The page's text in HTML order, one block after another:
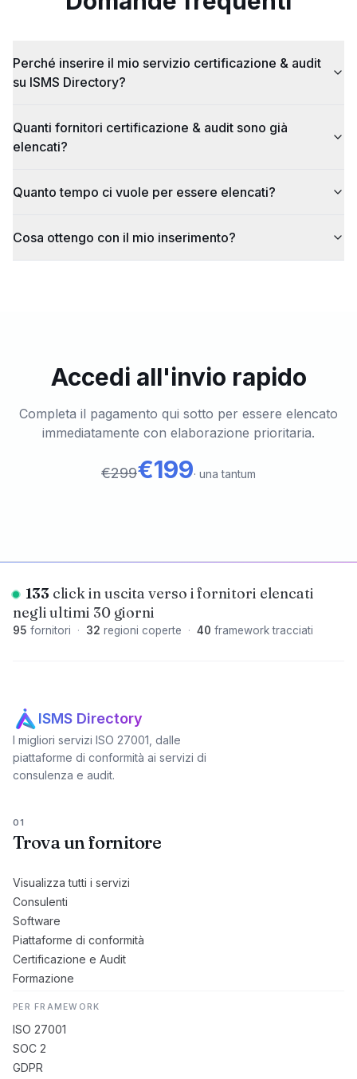
Perché inserire il mio servizio certificazione & audit
su ISMS Directory?
Quanti fornitori certificazione & audit sono già
elencati?
Quanto tempo ci vuole per essere elencati?
Cosa ottengo con il mio inserimento?
Accedi all'invio rapido
Completa il pagamento qui sotto per essere elencato
immediatamente con elaborazione prioritaria.
€299€199· una tantum
133 click in uscita verso i fornitori elencati
negli ultimi 30 giorni
95 fornitori · 32 regioni coperte · 40 framework tracciati
ISMS Directory
I migliori servizi ISO 27001, dalle
piattaforme di conformità ai servizi di
consulenza e audit.
01
Trova un fornitore
Visualizza tutti i servizi
Consulenti
Software
Piattaforme di conformità
Certificazione e Audit
Formazione
PER FRAMEWORK
ISO 27001
SOC 2
GDPR